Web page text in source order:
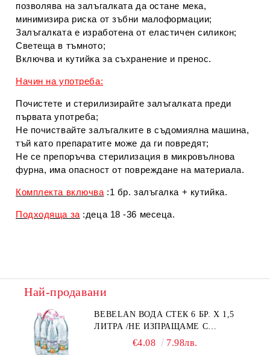
позволява на залъгалката да остане мека,
минимизира риска от зъбни малоформации;
Залъгалката е изработена от еластичен силикон;
Светеща в тъмното;
Включва и кутийка за съхранение и пренос.
Начин на употреба:
Почистете и стерилизирайте залъгалката преди
първата употреба;
Не почиствайте залъгалките в съдомиялна машина,
тъй като препаратите може да ги повредят;
Не се препоръчва стерилизация в микровълнова
фурна, има опасност от повреждане на материала.
Комплекта включва :1 бр. залъгалка + кутийка.
Подходяща за :деца 18 -36 месеца.
Най-продавани
BEBELAN ВОДА СТЕК 6 БР. Х 1,5
ЛИТРА /НЕ ИЗПРАЩАМЕ С
€4.08 7.98лв.